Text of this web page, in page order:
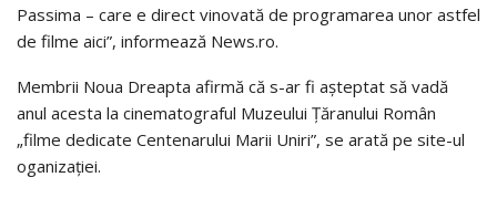
Passima – care e direct vinovată de programarea unor astfel
de filme aici”, informează News.ro.
Membrii Noua Dreapta afirmă că s-ar fi așteptat să vadă
anul acesta la cinematograful Muzeului Țăranului Român
„filme dedicate Centenarului Marii Uniri”, se arată pe site-ul
oganizației.